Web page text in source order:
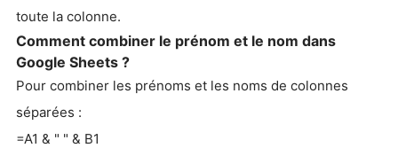
toute la colonne.
Comment combiner le prénom et le nom dans
Google Sheets ?
Pour combiner les prénoms et les noms de colonnes
séparées :
=A1 & " " & B1